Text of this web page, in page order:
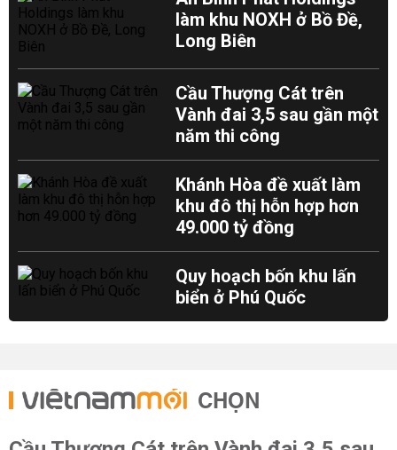
làm khu NOXH ở Bồ Đề,
Long Biên
Cầu Thượng Cát trên
Vành đai 3,5 sau gần một
năm thi công
Khánh Hòa đề xuất làm
khu đô thị hỗn hợp hơn
49.000 tỷ đồng
Quy hoạch bốn khu lấn
biển ở Phú Quốc
CHỌN